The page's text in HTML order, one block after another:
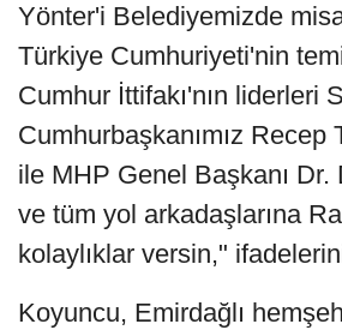
Yönter'i Belediyemizde
Türkiye Cumhuriyeti'nin
Cumhur İttifakı'nın liderleri
Cumhurbaşkanımız Recep
ile MHP Genel Başkanı Dr.
ve tüm yol arkadaşlarına
kolaylıklar versin,"
Koyuncu, Emirdağlı